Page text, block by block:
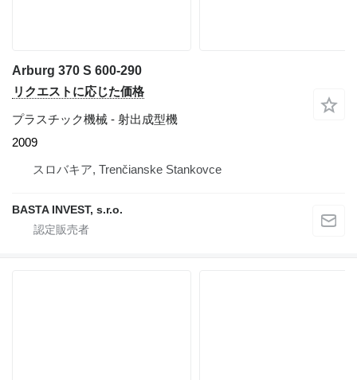
Arburg 370 S 600-290
リクエストに応じた価格
プラスチック機械 - 射出成型機
2009
スロバキア, Trenčianske Stankovce
BASTA INVEST, s.r.o.